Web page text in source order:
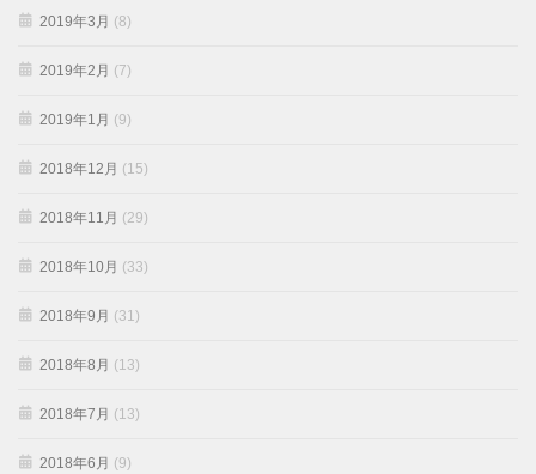
2019年3月 (8)
2019年2月 (7)
2019年1月 (9)
2018年12月 (15)
2018年11月 (29)
2018年10月 (33)
2018年9月 (31)
2018年8月 (13)
2018年7月 (13)
2018年6月 (9)